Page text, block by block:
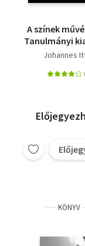
A színek
Tanulmányi
szubjektív
mint a
Johannes
KÖNYV